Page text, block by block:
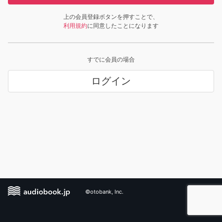
上の会員登録ボタンを押すことで、
利用規約に同意したことになります
すでに会員の場合
ログイン
©otobank, Inc.